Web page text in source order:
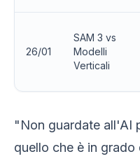
26/01
SAM 3 vs
Modelli
Verticali
"Non guardate all'AI
quello che è in